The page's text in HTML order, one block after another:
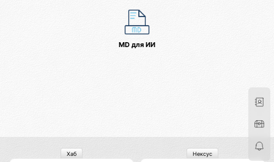
MD для ИИ
Хаб Нексус